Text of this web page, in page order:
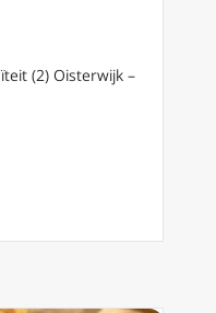
(2) Oisterwijk –
ambiguïteit (deel